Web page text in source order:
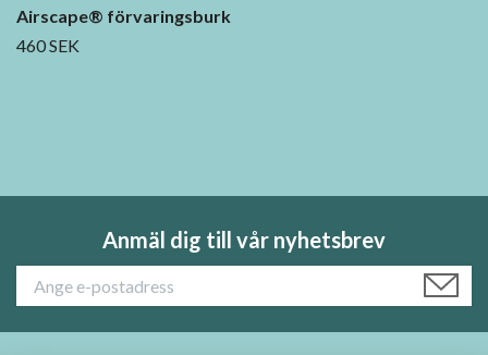
Airscape® förvaringsburk
460 SEK
Anmäl dig till vår nyhetsbrev